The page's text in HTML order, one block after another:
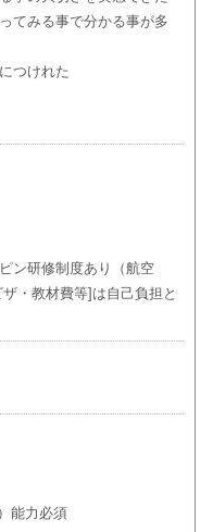
てみる事で分かる事が多
つけれた
ン研修制度あり（航空
・教材費等]は自己負担と
能力必須